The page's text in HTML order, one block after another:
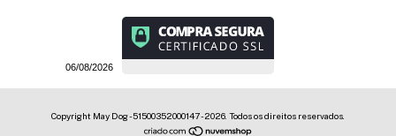
06/08/2026
Copyright May Dog - 51500352000147 - 2026. Todos os direitos reservados.